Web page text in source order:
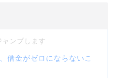
借金がゼロにならないこ